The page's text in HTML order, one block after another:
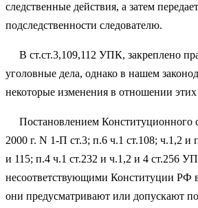
следственные действия, а затем
подследственности следователю.
В ст.ст.3,109,112 УПК, закреплено
уголовные дела, однако в нашем
некоторые изменения в отношении этих
Постановлением Конституционного
2000 г. N 1-П ст.3; п.6 ч.1 ст.108; ч.1,2 и
и 115; п.4 ч.1 ст.232 и ч.1,2 и 4 ст.256
несоответствующими Конституции РФ
они предусматривают или допускают